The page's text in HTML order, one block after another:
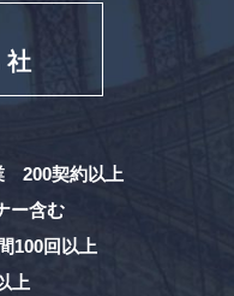
社
200契約以上
ー含む
100回以上
上